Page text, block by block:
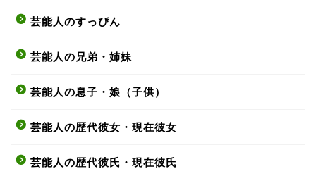
芸能人のすっぴん
芸能人の兄弟・姉妹
芸能人の息子・娘（子供）
芸能人の歴代彼女・現在彼女
芸能人の歴代彼氏・現在彼氏